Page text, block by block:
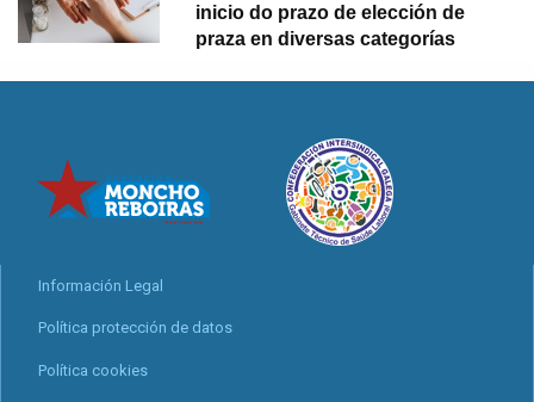
inicio do prazo de elección de
praza en diversas categorías
Información Legal
Política protección de datos
Política cookies